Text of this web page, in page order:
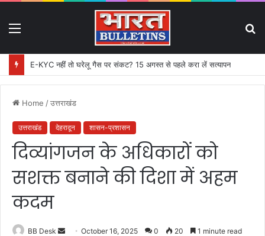
E-KYC नहीं तो घरेलू गैस पर संकट? 15 अगस्त से पहले करा लें सत्यापन
Home /उत्तराखंड
उत्तराखंड देहरादून शासन-प्रशासन
दिव्यांगजन के अधिकारों को
सशक्त बनाने की दिशा में अहम
कदम
BB Desk October 16, 2025 0 20 1 minute read